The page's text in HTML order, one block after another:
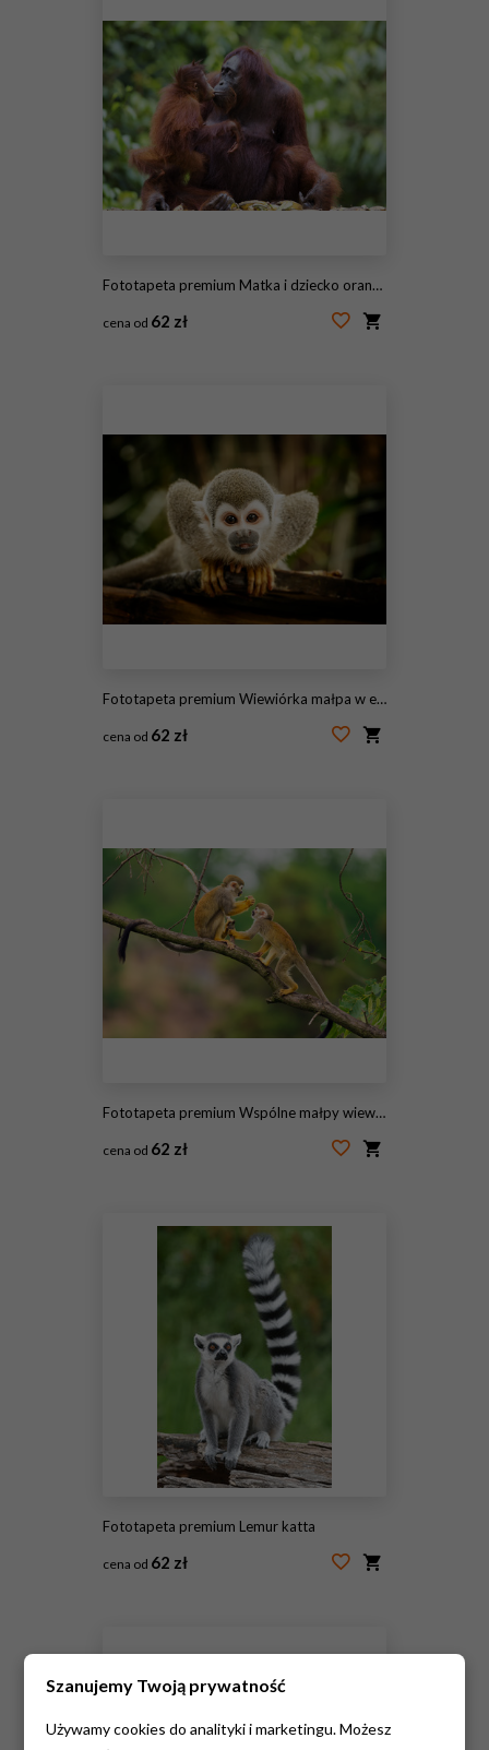
Fototapeta premium Matka i dziecko orangutan w ich rodzimym środowisku. Las deszczowy Borneo.
cena od 62 zł
Fototapeta premium Wiewiórka małpa w ekwadorskiej dżungli
cena od 62 zł
Fototapeta premium Wspólne małpy wiewiórki bawiące się na gałęzi drzewa
cena od 62 zł
Fototapeta premium Lemur katta
cena od 62 zł
Szanujemy Twoją prywatność
Używamy cookies do analityki i marketingu. Możesz